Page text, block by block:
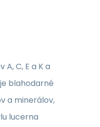
C, E a K a
blahodarné
a minerálov,
lucerna